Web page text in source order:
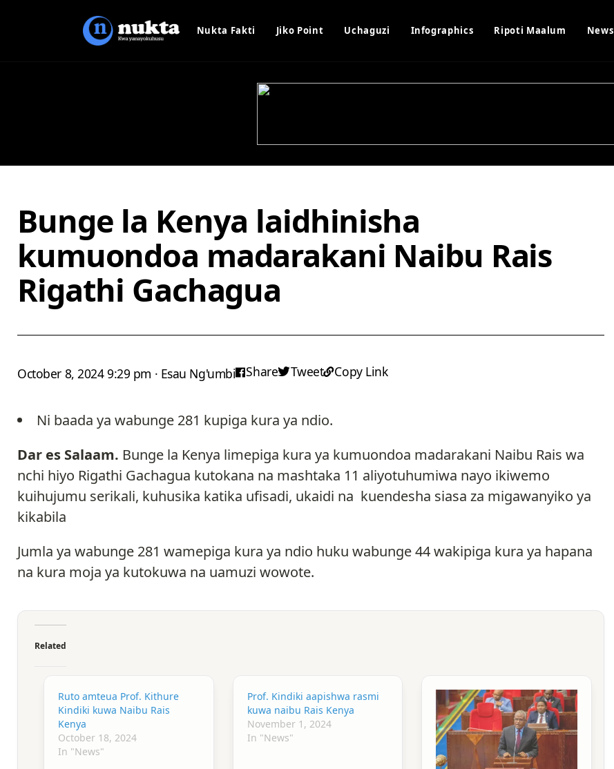
Nukta Fakti Jiko Point Uchaguzi Infographics Ripoti Maalum News
Bunge la Kenya laidhinisha
kumuondoa madarakani Naibu Rais
Rigathi Gachagua
October 8, 2024 9:29 pm · Esau Ng'umbi Share Tweet Copy Link
Ni baada ya wabunge 281 kupiga kura ya ndio.
Dar es Salaam. Bunge la Kenya limepiga kura ya kumuondoa madarakani Naibu Rais wa
nchi hiyo Rigathi Gachagua kutokana na mashtaka 11 aliyotuhumiwa nayo ikiwemo
kuihujumu serikali, kuhusika katika ufisadi, ukaidi na kuendesha siasa za migawanyiko ya
kikabila
Jumla ya wabunge 281 wamepiga kura ya ndio huku wabunge 44 wakipiga kura ya hapana
na kura moja ya kutokuwa na uamuzi wowote.
Related
Ruto amteua Prof. Kithure
Kindiki kuwa Naibu Rais
Kenya
October 18, 2024
In "News"
Prof. Kindiki aapishwa rasmi
kuwa naibu Rais Kenya
November 1, 2024
In "News"